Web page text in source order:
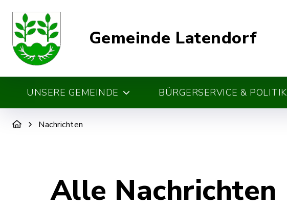
Gemeinde Latendorf
UNSERE GEMEINDE BÜRGERSERVICE & POLITIK
Nachrichten
Alle Nachrichten